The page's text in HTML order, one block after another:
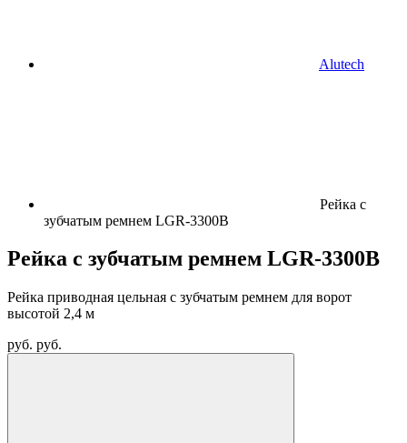
Alutech
Рейка с
зубчатым ремнем LGR-3300B
Рейка с зубчатым ремнем LGR-3300B
Рейка приводная цельная с зубчатым ремнем для ворот
высотой 2,4 м
руб. руб.